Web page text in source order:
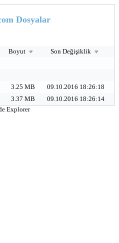
Dosyalar
Boyut
Son Değişiklik
3.25 MB
09.10.2016 18:26:18
3.37 MB
09.10.2016 18:26:14
Explorer